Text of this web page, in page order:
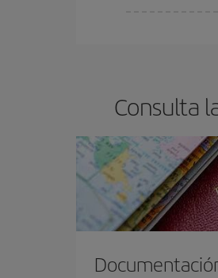
Consulta